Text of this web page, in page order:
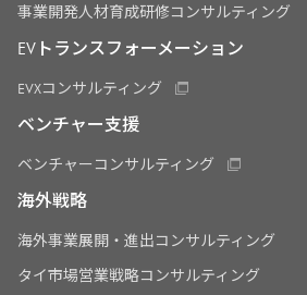
事業開発人材育成研修コンサルティング
EVトランスフォーメーション
EVXコンサルティング
ベンチャー支援
ベンチャーコンサルティング
海外戦略
海外事業展開・進出コンサルティング
タイ市場営業戦略コンサルティング